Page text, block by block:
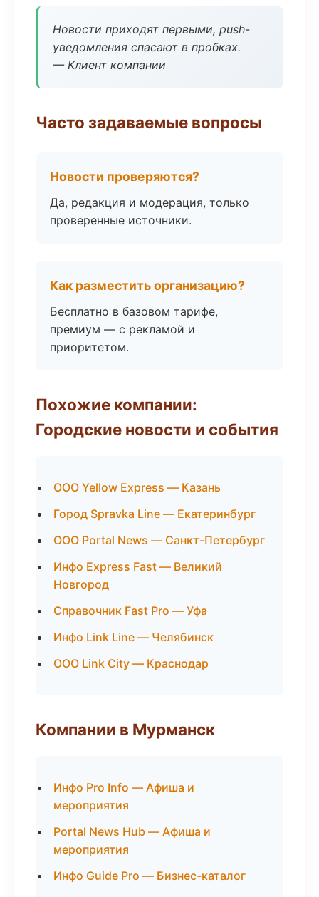
Новости приходят первыми, push-
уведомления спасают в пробках.
— Клиент компании
Часто задаваемые вопросы
Новости проверяются?
Да, редакция и модерация, только
проверенные источники.
Как разместить организацию?
Бесплатно в базовом тарифе,
премиум — с рекламой и
приоритетом.
Похожие компании:
Городские новости и события
ООО Yellow Express — Казань
Город Spravka Line — Екатеринбург
ООО Portal News — Санкт-Петербург
Инфо Express Fast — Великий
Новгород
Справочник Fast Pro — Уфа
Инфо Link Line — Челябинск
ООО Link City — Краснодар
Компании в Мурманск
Инфо Pro Info — Афиша и
мероприятия
Portal News Hub — Афиша и
мероприятия
Инфо Guide Pro — Бизнес-каталог